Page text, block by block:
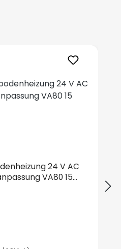
24 V AC
VA80 15